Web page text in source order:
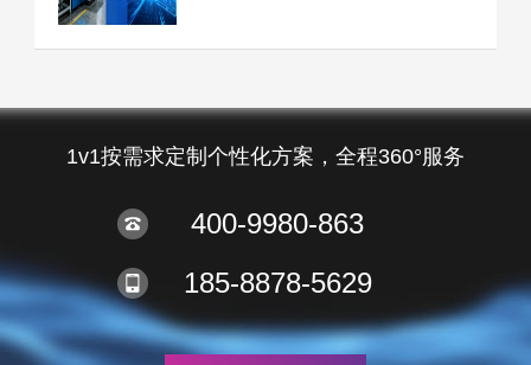
1v1按需求定制个性化方案，全程360°服务
400-9980-863
185-8878-5629